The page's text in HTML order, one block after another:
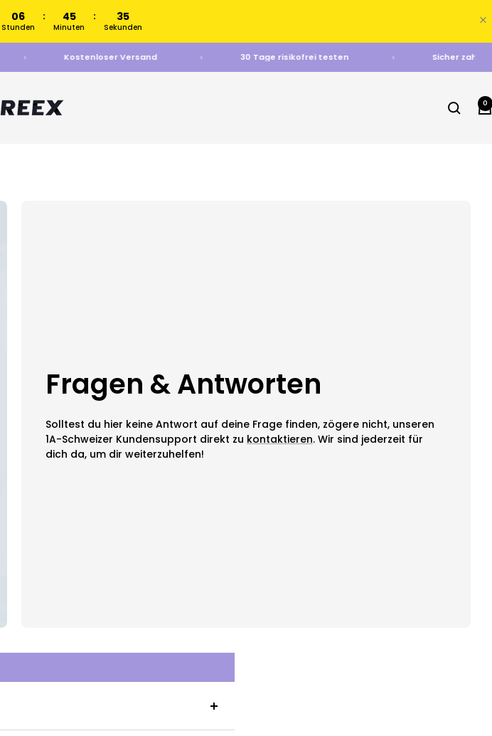
06
Stunden
: 45
Minuten
: 35
Sekunden
Kostenloser Versand 30 Tage risikofrei testen Sicher
0
Fragen & Antworten
Solltest du hier keine Antwort auf deine Frage finden, zögere nicht, unseren
1A-Schweizer Kundensupport direkt zu kontaktieren. Wir sind jederzeit für
dich da, um dir weiterzuhelfen!